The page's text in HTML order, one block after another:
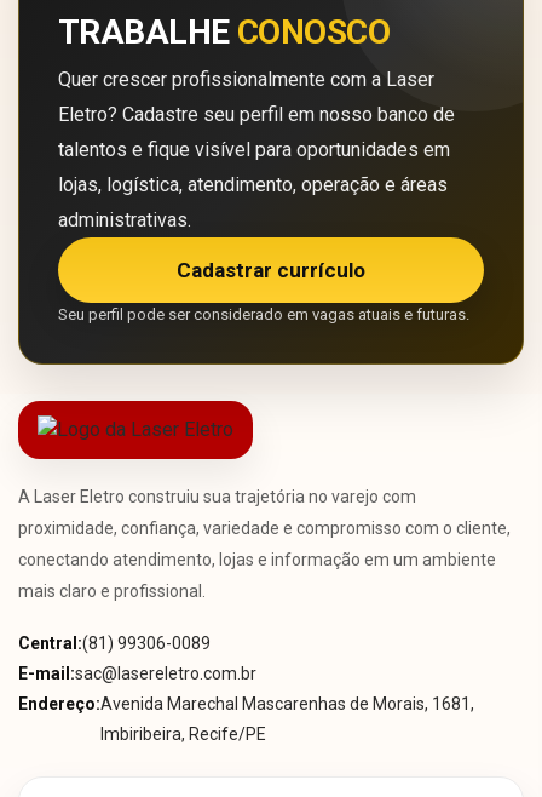
TRABALHE CONOSCO
Quer crescer profissionalmente com a Laser
Eletro? Cadastre seu perfil em nosso banco de
talentos e fique visível para oportunidades em
lojas, logística, atendimento, operação e áreas
administrativas.
Cadastrar currículo
Seu perfil pode ser considerado em vagas atuais e futuras.
A Laser Eletro construiu sua trajetória no varejo com
proximidade, confiança, variedade e compromisso com o cliente,
conectando atendimento, lojas e informação em um ambiente
mais claro e profissional.
Central:(81) 99306-0089
E-mail:sac@lasereletro.com.br
Endereço:Avenida Marechal Mascarenhas de Morais, 1681,
Imbiribeira, Recife/PE